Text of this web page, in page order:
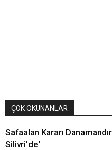
ÇOK OKUNANLAR
Safaalan Kararı
Silivri'de'